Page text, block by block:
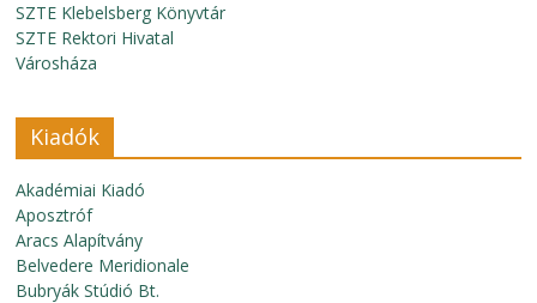
SZTE Klebelsberg Könyvtár
SZTE Rektori Hivatal
Városháza
Kiadók
Akadémiai Kiadó
Aposztróf
Aracs Alapítvány
Belvedere Meridionale
Bubryák Stúdió Bt.